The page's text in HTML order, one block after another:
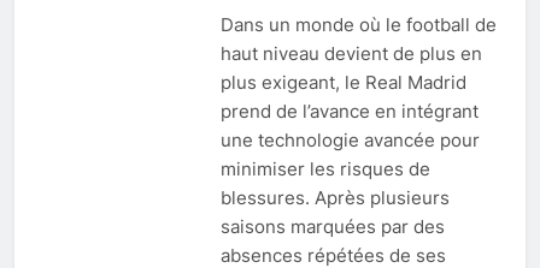
Dans un monde où le football de
haut niveau devient de plus en
plus exigeant, le Real Madrid
prend de l’avance en intégrant
une technologie avancée pour
minimiser les risques de
blessures. Après plusieurs
saisons marquées par des
absences répétées de ses